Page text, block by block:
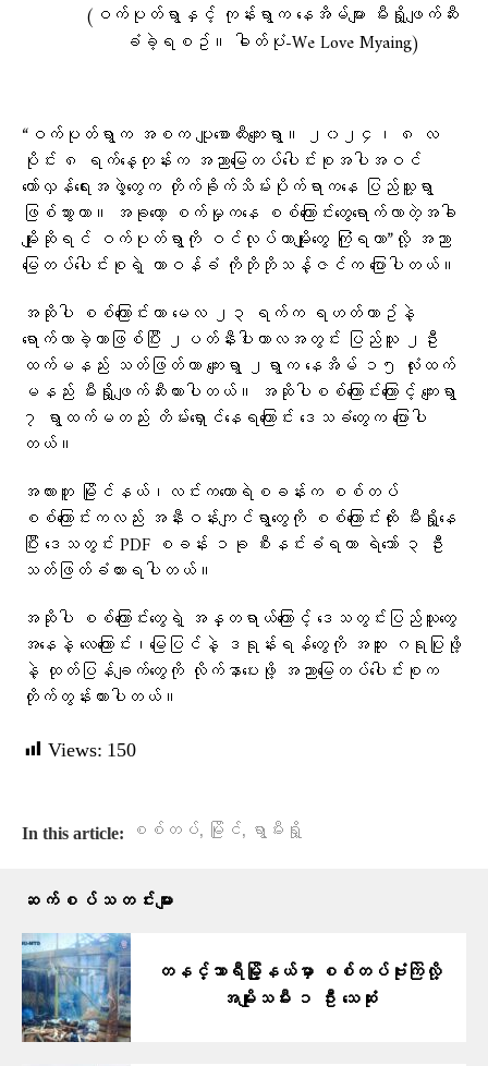
(ဝက်ပုတ်ရွာနှင့် ကုန်းရွာက နေအိမ်များ မီးရှို့ဖျက်ဆီး
ခံခဲ့ရစဥ်။ ဓါတ်ပုံ-We Love Myaing)
“ဝက်ပုတ်ရွာက အစက ပျူစောထီးကျေးရွာ။ ၂၀၂၄၊ ၈ လ
ပိုင်း ၈ ရက်နေ့တုန်းက အညာမြေတပ်ပေါင်းစုအပါအဝင်
တော်လှန်ရေးအဖွဲ့တွေက တိုက်ခိုက်သိမ်းပိုက်ရာကနေ ပြည်သူ့ရွာ
ဖြစ်သွားတာ။ အခုတော့ စက်မှုကနေ စစ်ကြောင်းတွေရောက်လာတဲ့အခါ
မျိုးဆိုရင် ဝက်ပုတ်ရွာကို ဝင်လုပ်တာမျိုးတွေ ကြုံရတာ”လို့ အညာ
မြေတပ်ပေါင်းစုရဲ့ တာဝန်ခံ ကိုဘိုဘိုသန့်ဇင်က ပြောပါတယ်။
အဆိုပါ စစ်ကြောင်းဟာ မေလ ၂၃ ရက်က ရဟတ်ယာဥ်နဲ့
ရောက်လာခဲ့တာဖြစ်ပြီး ၂ပတ်နီးပါးကာလအတွင်း ပြည်သူ ၂ဦး
ထက်မနည်း သတ်ဖြတ်ကာ ကျေးရွာ ၂ရွာက နေအိမ် ၁၅ လုံးထက်
မနည်း မီးရှို့ဖျက်ဆီးထားပါတယ်။ အဆိုပါစစ်ကြောင်းကြောင့် ကျေးရွာ
၇ ရွာထက်မတည်း တိမ်းရှောင်နေရကြောင်း ဒေသခံတွေက ပြောပါ
တယ်။
အလားတူ မြိုင်နယ်၊လင်းကတောရဲစခန်းက စစ်တပ်
စစ်ကြောင်းကလည်း အနီးဝန်းကျင်ရွာတွေကို စစ်ကြောင်းထိုး မီးရှို့နေ
ပြီး ဒေသတွင်း PDF စခန်း ၁ခု စီးနင်းခံရကာ ရဲဘော် ၃ ဦး
သတ်ဖြတ်ခံထားရပါတယ်။
အဆိုပါ စစ်ကြောင်းတွေရဲ့ အန္တရာယ်ကြောင့် ဒေသတွင်းပြည်သူတွေ
အနေနဲ့ လေကြောင်း၊မြေပြင်နဲ့ ဒရုန်းရန်တွေကို အထူး ဂရုပြုဖို့
နဲ့ ထုတ်ပြန်ချက်တွေကို လိုက်နာပေးဖို့ အညာမြေတပ်ပေါင်းစုက
တိုက်တွန်းထားပါတယ်။
Views: 150
In this article: စစ်တပ်, မြိုင်, ရွာမီးရှို့
ဆက်စပ်သတင်းများ
တနင်္သာရီမြို့နယ်မှာ စစ်တပ်ဗုံးကြဲလို့
အမျိုးသမီး ၁ ဦး သေဆုံး